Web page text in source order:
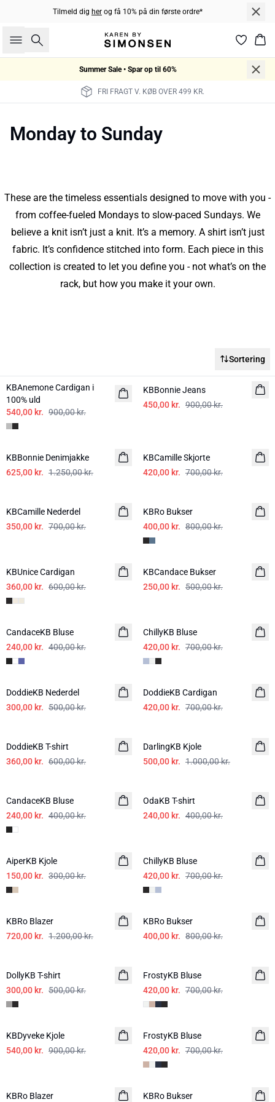
Tilmeld dig her og få 10% på din første ordre*
Søg
Summer Sale • Spar op til 60%
FRI FRAGT V. KØB OVER 499 KR.
Monday to Sunday
These are the timeless essentials designed to move with you -
from coffee-fueled Mondays to slow-paced Sundays. We
believe a knit isn’t just a knit. It’s a memory. A shirt isn’t just
fabric. It’s confidence stitched into form. Each piece in this
collection is created to let you define you - not what’s on the
rack, but how you make it your own.
Sortering
KBAnemone Cardigan i
100% uld
540,00 kr. 900,00 kr.
KBBonnie Jeans
450,00 kr. 900,00 kr.
-50%
KBBonnie Denimjakke
625,00 kr. 1.250,00 kr.
KBCamille Skjorte
420,00 kr. 700,00 kr.
KBCamille Nederdel
350,00 kr. 700,00 kr.
KBRo Bukser
400,00 kr. 800,00 kr.
KBUnice Cardigan
360,00 kr. 600,00 kr.
-50%
KBCandace Bukser
250,00 kr. 500,00 kr.
-40%
CandaceKB Bluse
240,00 kr. 400,00 kr.
ChillyKB Bluse
420,00 kr. 700,00 kr.
-40%
DoddieKB Nederdel
300,00 kr. 500,00 kr.
-40%
DoddieKB Cardigan
420,00 kr. 700,00 kr.
DoddieKB T-shirt
360,00 kr. 600,00 kr.
DarlingKB Kjole
500,00 kr. 1.000,00 kr.
CandaceKB Bluse
240,00 kr. 400,00 kr.
OdaKB T-shirt
240,00 kr. 400,00 kr.
-50%
AiperKB Kjole
150,00 kr. 300,00 kr.
ChillyKB Bluse
420,00 kr. 700,00 kr.
-40%
KBRo Blazer
720,00 kr. 1.200,00 kr.
-50%
KBRo Bukser
400,00 kr. 800,00 kr.
DollyKB T-shirt
300,00 kr. 500,00 kr.
FrostyKB Bluse
420,00 kr. 700,00 kr.
-40%
KBDyveke Kjole
540,00 kr. 900,00 kr.
-40%
FrostyKB Bluse
420,00 kr. 700,00 kr.
KBRo Blazer
-50%
KBRo Bukser